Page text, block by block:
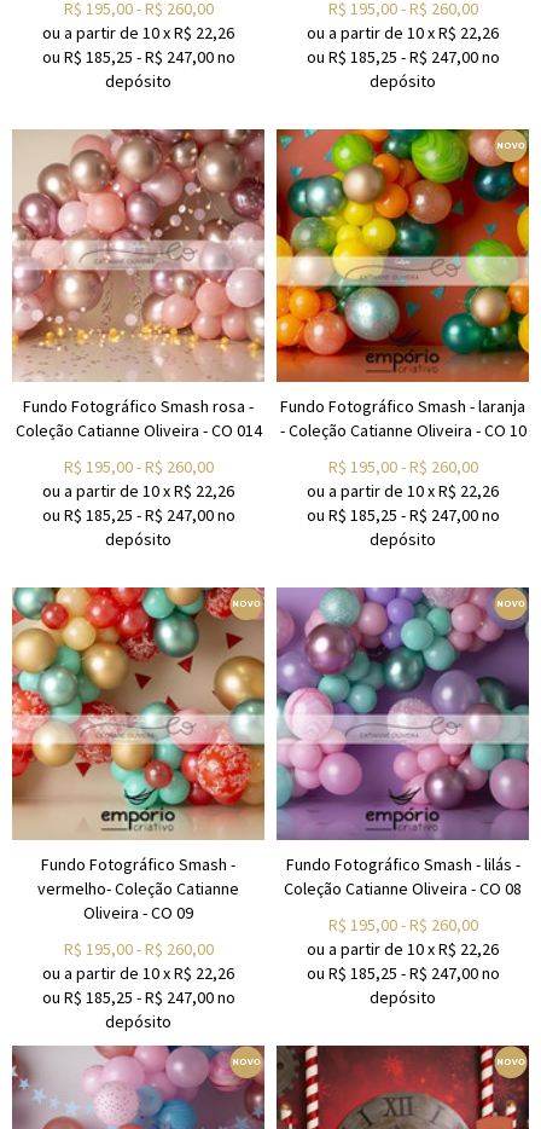
R$ 195,00-R$ 260,00
ou a partir de 10xR$ 22,26
ou R$ 185,25 -R$ 247,00no
depósito
R$ 195,00-R$ 260,00
ou a partir de 10xR$ 22,26
ou R$ 185,25 -R$ 247,00no
depósito
Fundo Fotográfico Smash rosa -
Coleção Catianne Oliveira - CO 014
R$ 195,00-R$ 260,00
ou a partir de 10xR$ 22,26
ou R$ 185,25 -R$ 247,00no
depósito
Fundo Fotográfico Smash - laranja
- Coleção Catianne Oliveira - CO 10
R$ 195,00-R$ 260,00
ou a partir de 10xR$ 22,26
ou R$ 185,25 -R$ 247,00no
depósito
Fundo Fotográfico Smash -
vermelho- Coleção Catianne
Oliveira - CO 09
R$ 195,00-R$ 260,00
ou a partir de 10xR$ 22,26
ou R$ 185,25 -R$ 247,00no
depósito
Fundo Fotográfico Smash - lilás -
Coleção Catianne Oliveira - CO 08
R$ 195,00-R$ 260,00
ou a partir de 10xR$ 22,26
ou R$ 185,25 -R$ 247,00no
depósito